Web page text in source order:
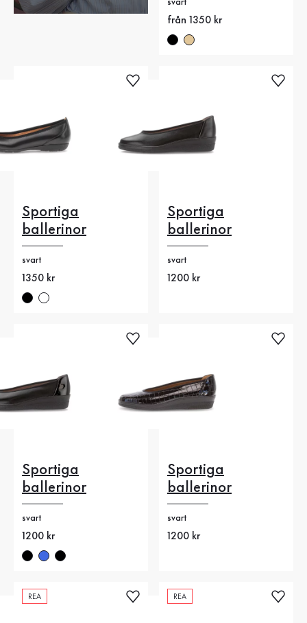
svart
Nytt pris
från 1350 kr
Sportiga
ballerinor
svart
Nytt pris
1350 kr
Sportiga
ballerinor
svart
Nytt pris
1200 kr
Sportiga
ballerinor
svart
Nytt pris
1200 kr
Sportiga
ballerinor
svart
Nytt pris
1200 kr
REA REA